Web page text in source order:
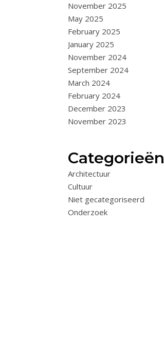
November 2025
May 2025
February 2025
January 2025
November 2024
September 2024
March 2024
February 2024
December 2023
November 2023
Categorieën
Architectuur
Cultuur
Niet gecategoriseerd
Onderzoek